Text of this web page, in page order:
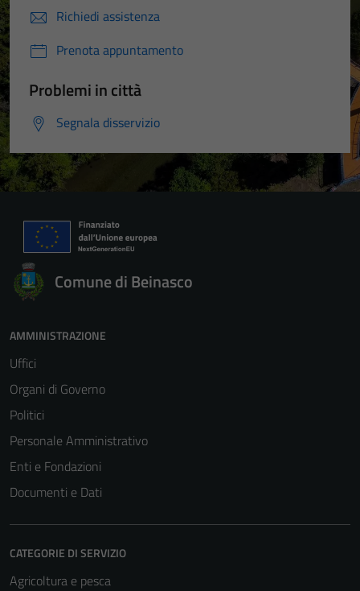
Richiedi assistenza
Prenota appuntamento
Problemi in città
Segnala disservizio
Comune di Beinasco
AMMINISTRAZIONE
Uffici
Organi di Governo
Politici
Personale Amministrativo
Enti e Fondazioni
Documenti e Dati
CATEGORIE DI SERVIZIO
Agricoltura e pesca